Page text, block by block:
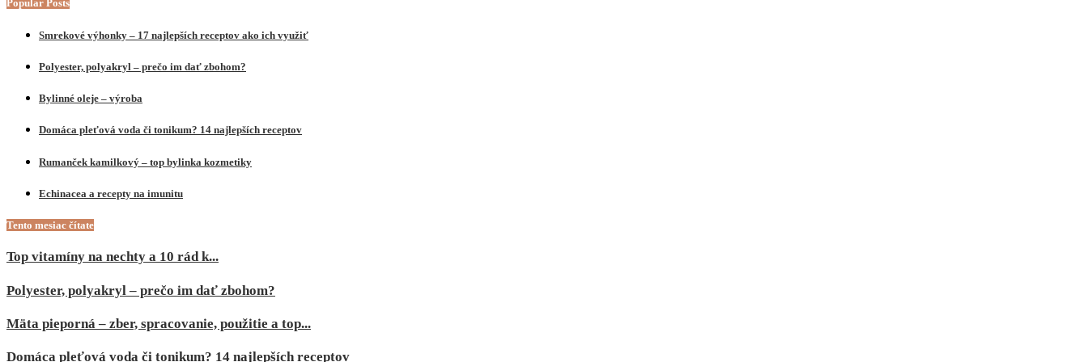
Popular Posts
Smrekové výhonky – 17 najlepších receptov ako ich využiť
Polyester, polyakryl – prečo im dať zbohom?
Bylinné oleje – výroba
Domáca pleťová voda či tonikum? 14 najlepších receptov
Rumanček kamilkový – top bylinka kozmetiky
Echinacea a recepty na imunitu
Tento mesiac čítate
Top vitamíny na nechty a 10 rád k...
Polyester, polyakryl – prečo im dať zbohom?
Mäta pieporná – zber, spracovanie, použitie a top...
Domáca pleťová voda či tonikum? 14 najlepších receptov